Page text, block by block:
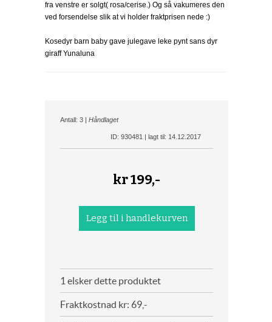
fra venstre er solgt( rosa/cerise.) Og så vakumeres den
ved forsendelse slik at vi holder fraktprisen nede :)
Kosedyr barn baby gave julegave leke pynt sans dyr
giraff Yunaluna
Antall: 3 | Håndlaget
ID: 930481 | lagt til: 14.12.2017
kr199,-
1 elsker dette produktet
Fraktkostnad kr: 69,-